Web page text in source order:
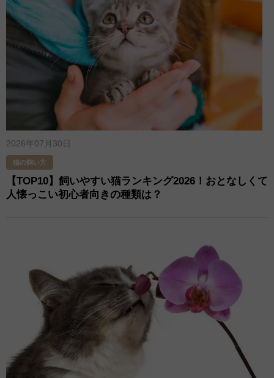
2026年07月30日
猫の飼い方
【TOP10】飼いやすい猫ランキング2026！おとなしくて
人懐っこい初心者向きの種類は？